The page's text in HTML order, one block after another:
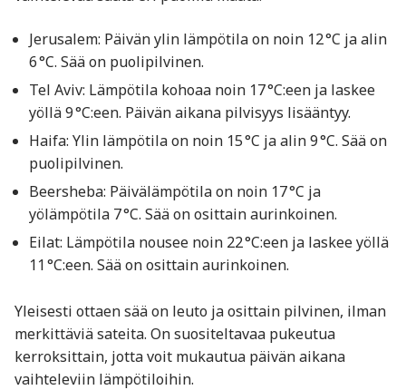
Jerusalem: Päivän ylin lämpötila on noin 12 °C ja alin
6 °C. Sää on puolipilvinen.
Tel Aviv: Lämpötila kohoaa noin 17 °C:een ja laskee
yöllä 9 °C:een. Päivän aikana pilvisyys lisääntyy.
Haifa: Ylin lämpötila on noin 15 °C ja alin 9 °C. Sää on
puolipilvinen.
Beersheba: Päivälämpötila on noin 17 °C ja
yölämpötila 7 °C. Sää on osittain aurinkoinen.
Eilat: Lämpötila nousee noin 22 °C:een ja laskee yöllä
11 °C:een. Sää on osittain aurinkoinen.
Yleisesti ottaen sää on leuto ja osittain pilvinen, ilman
merkittäviä sateita. On suositeltavaa pukeutua
kerroksittain, jotta voit mukautua päivän aikana
vaihteleviin lämpötiloihin.